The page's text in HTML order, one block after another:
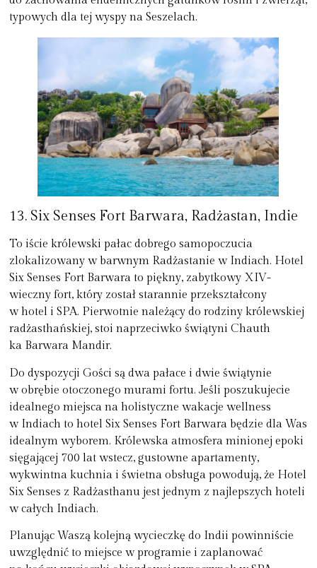
typowych dla tej wyspy na Seszelach.
13. Six Senses Fort Barwara, Radżastan, Indie
To iście królewski pałac dobrego samopoczucia
zlokalizowany w barwnym Radżastanie w Indiach. Hotel
Six Senses Fort Barwara to piękny, zabytkowy XIV-
wieczny fort, który został starannie przekształcony
w hotel i SPA. Pierwotnie należący do rodziny królewskiej
radżasthańskiej, stoi naprzeciwko świątyni Chauth
ka Barwara Mandir.
Do dyspozycji Gości są dwa pałace i dwie świątynie
w obrębie otoczonego murami fortu. Jeśli poszukujecie
idealnego miejsca na holistyczne wakacje wellness
w Indiach to hotel Six Senses Fort Barwara będzie dla Was
idealnym wyborem. Królewska atmosfera minionej epoki
sięgającej 700 lat wstecz, gustowne apartamenty,
wykwintna kuchnia i świetna obsługa powodują, że Hotel
Six Senses z Radżasthanu jest jednym z najlepszych hoteli
w całych Indiach.
Planując Waszą kolejną wycieczkę do Indii powinniście
uwzględnić to miejsce w programie i zaplanować